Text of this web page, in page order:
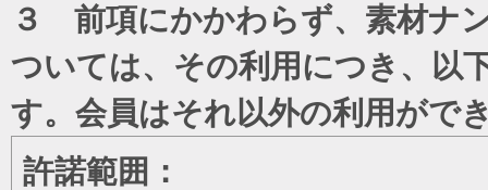
３ 前項にかかわらず、素材ナ
ついては、その利用につき、以
す。会員はそれ以外の利用がで
許諾範囲：